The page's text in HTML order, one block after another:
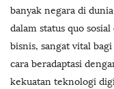
banyak negara di
dalam status quo
bisnis, sangat vital
cara beradaptasi
kekuatan teknologi